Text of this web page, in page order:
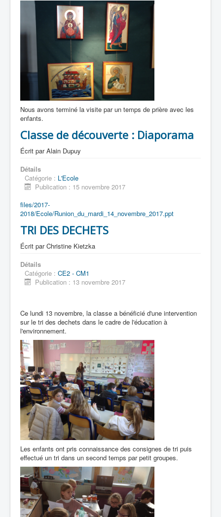
Nous avons terminé la visite par un temps de prière avec les
enfants.
Classe de découverte : Diaporama
Écrit parAlain Dupuy
Détails
Catégorie : L'Ecole
Publication : 15 novembre 2017
files/2017-
2018/Ecole/Runion_du_mardi_14_novembre_2017.ppt
TRI DES DECHETS
Écrit parChristine Kietzka
Détails
Catégorie : CE2 - CM1
Publication : 13 novembre 2017
Ce lundi 13 novembre, la classe a bénéficié d'une intervention
sur le tri des dechets dans le cadre de l'éducation à
l'environnement.
Les enfants ont pris connaissance des consignes de tri puis
effectué un tri dans un second temps par petit groupes.